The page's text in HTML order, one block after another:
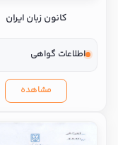
کانون زبان ایران
اطلاعات گواهی
مشاهده